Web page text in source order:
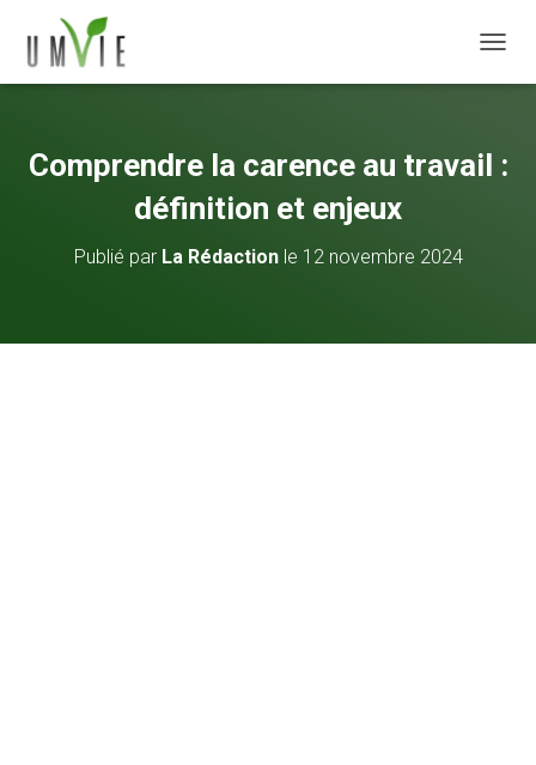
Comprendre la carence au travail :
définition et enjeux
Publié par La Rédactionle 12 novembre 2024